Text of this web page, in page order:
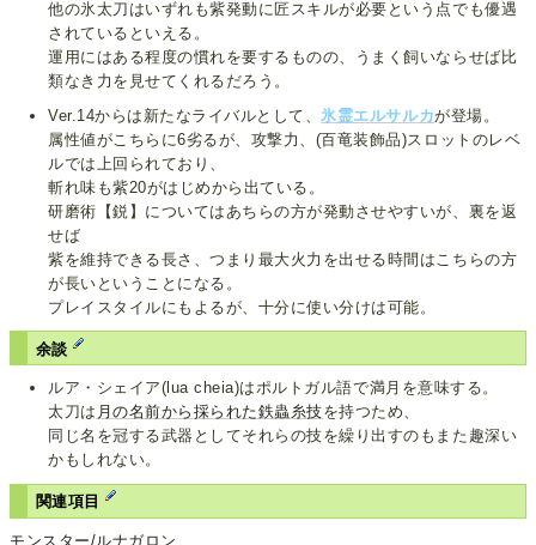
他の氷太刀はいずれも紫発動に匠スキルが必要という点でも優遇
されているといえる。
運用にはある程度の慣れを要するものの、うまく飼いならせば比
類なき力を見せてくれるだろう。
Ver.14からは新たなライバルとして、氷霊エルサルカが登場。
属性値がこちらに6劣るが、攻撃力、(百竜装飾品)スロットのレベ
ルでは上回られており、
斬れ味も紫20がはじめから出ている。
研磨術【鋭】についてはあちらの方が発動させやすいが、裏を返
せば
紫を維持できる長さ、つまり最大火力を出せる時間はこちらの方
が長いということになる。
プレイスタイルにもよるが、十分に使い分けは可能。
余談
ルア・シェイア(lua cheia)はポルトガル語で満月を意味する。
太刀は 月の名前から 採られた鉄蟲糸技を持つため、
同じ名を冠する武器としてそれらの技を繰り出すのもまた趣深い
かもしれない。
関連項目
モンスター/ルナガロン